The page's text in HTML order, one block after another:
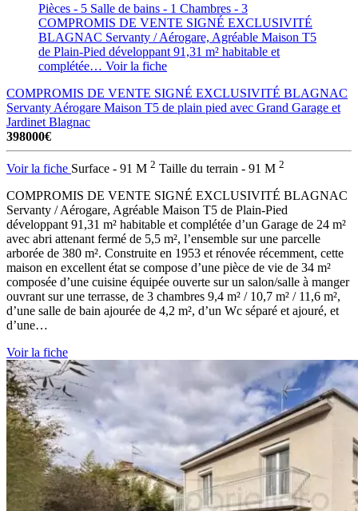
Pièces - 5 Salle de bains - 1 Chambres - 3
COMPROMIS DE VENTE SIGNÉ EXCLUSIVITÉ
BLAGNAC Servanty / Aérogare, Agréable Maison T5
de Plain-Pied développant 91,31 m² habitable et
complétée… Voir la fiche
COMPROMIS DE VENTE SIGNÉ EXCLUSIVITÉ BLAGNAC
Servanty Aérogare Maison T5 de plain pied avec Grand Garage et
Jardinet Blagnac
398000€
Voir la fiche Surface - 91 M 2 Taille du terrain - 91 M 2
COMPROMIS DE VENTE SIGNÉ EXCLUSIVITÉ BLAGNAC
Servanty / Aérogare, Agréable Maison T5 de Plain-Pied
développant 91,31 m² habitable et complétée d’un Garage de 24 m²
avec abri attenant fermé de 5,5 m², l’ensemble sur une parcelle
arborée de 380 m². Construite en 1953 et rénovée récemment, cette
maison en excellent état se compose d’une pièce de vie de 34 m²
composée d’une cuisine équipée ouverte sur un salon/salle à manger
ouvrant sur une terrasse, de 3 chambres 9,4 m² / 10,7 m² / 11,6 m²,
d’une salle de bain ajourée de 4,2 m², d’un Wc séparé et ajouré, et
d’une…
Voir la fiche